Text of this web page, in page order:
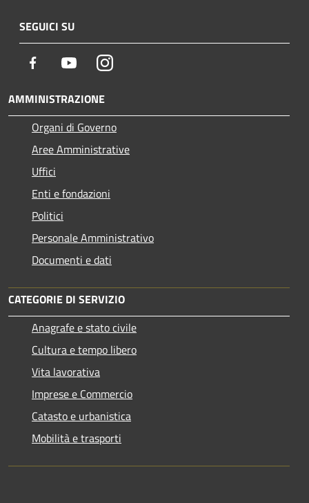
SEGUICI SU
Facebook YoutubeInstagram
AMMINISTRAZIONE
Organi di Governo
Aree Amministrative
Uffici
Enti e fondazioni
Politici
Personale Amministrativo
Documenti e dati
CATEGORIE DI SERVIZIO
Anagrafe e stato civile
Cultura e tempo libero
Vita lavorativa
Imprese e Commercio
Catasto e urbanistica
Mobilità e trasporti